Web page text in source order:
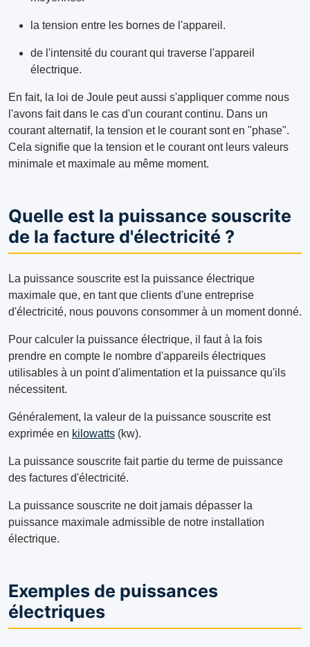
la tension entre les bornes de l'appareil.
de l'intensité du courant qui traverse l'appareil
électrique.
En fait, la loi de Joule peut aussi s'appliquer comme nous
l'avons fait dans le cas d'un courant continu. Dans un
courant alternatif, la tension et le courant sont en "phase".
Cela signifie que la tension et le courant ont leurs valeurs
minimale et maximale au même moment.
Quelle est la puissance souscrite
de la facture d'électricité ?
La puissance souscrite est la puissance électrique
maximale que, en tant que clients d'une entreprise
d'électricité, nous pouvons consommer à un moment donné.
Pour calculer la puissance électrique, il faut à la fois
prendre en compte le nombre d'appareils électriques
utilisables à un point d'alimentation et la puissance qu'ils
nécessitent.
Généralement, la valeur de la puissance souscrite est
exprimée en kilowatts (kw).
La puissance souscrite fait partie du terme de puissance
des factures d'électricité.
La puissance souscrite ne doit jamais dépasser la
puissance maximale admissible de notre installation
électrique.
Exemples de puissances
électriques